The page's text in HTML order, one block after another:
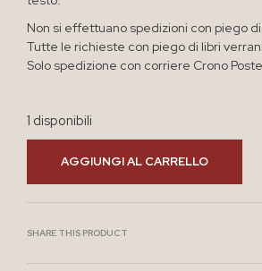
Non si effettuano spedizioni con piego di
Tutte le richieste con piego di libri
Solo spedizione con corriere Crono
1 disponibili
AGGIUNGI AL CARRELLO
SHARE THIS PRODUCT